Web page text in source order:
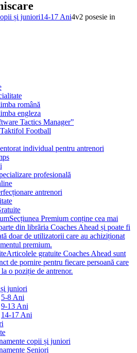
și juniori14-17 Ani4v2 posesie in
română
engleza
Tactics Manager”
Football
individual pentru antrenori
profesională
antrenori
Secțiunea Premium conține cea mai
din librăria Coaches Ahead și poate fi
doar de utilizatorii care au achiziționat
premium.
Articolele gratuite Coaches Ahead sunt
de pornire pentru fiecare persoană care
la o poziție de antrenor.
juniori
5-8 Ani
9-13 Ani
14-17 Ani
copii și juniori
Seniori